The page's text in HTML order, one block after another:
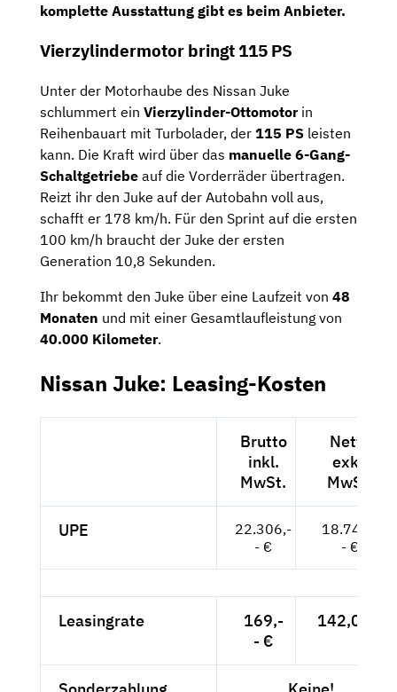
komplette Ausstattung gibt es beim Anbieter.
Vierzylindermotor bringt 115 PS
Unter der Motorhaube des Nissan Juke
schlummert ein Vierzylinder-Ottomotorin
Reihenbauart mit Turbolader, der 115 PS leisten
kann. Die Kraft wird über das manuelle 6-Gang-
Schaltgetriebe auf die Vorderräder übertragen.
Reizt ihr den Juke auf der Autobahn voll aus,
schafft er 178 km/h. Für den Sprint auf die ersten
100 km/h braucht der Juke der ersten
Generation 10,8 Sekunden.
Ihr bekommt den Juke über eine Laufzeit von 48
Monaten und mit einer Gesamtlaufleistung von
40.000 Kilometer.
Nissan Juke: Leasing-Kosten
Brutto
inkl.
MwSt.
Netto
exkl.
MwSt.
UPE
22.306,-
- €
18.745,-
- €
Leasingrate
169,-
- €
142,02 €